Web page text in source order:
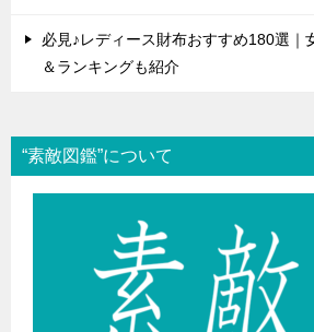
必見♪レディース財布おすすめ180選｜
＆ランキングも紹介
“素敵図鑑”について